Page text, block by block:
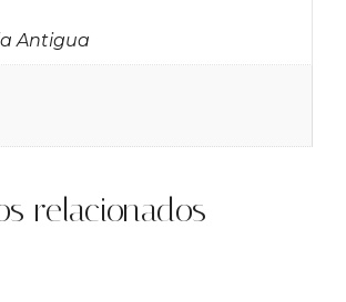
Antigua
relacionados